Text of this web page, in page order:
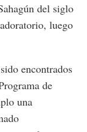
del siglo
luego
encontrados
de
una